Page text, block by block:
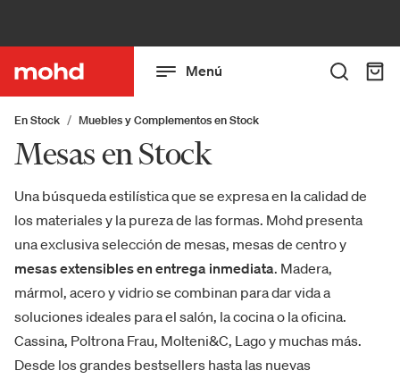
Menú
En Stock Muebles y Complementos en Stock
Mesas en Stock
Una búsqueda estilística que se expresa en la calidad de
los materiales y la pureza de las formas. Mohd presenta
una exclusiva selección de mesas, mesas de centro y
mesas extensibles en entrega inmediata. Madera,
mármol, acero y vidrio se combinan para dar vida a
soluciones ideales para el salón, la cocina o la oficina.
Cassina, Poltrona Frau, Molteni&C, Lago y muchas más.
Desde los grandes bestsellers hasta las nuevas